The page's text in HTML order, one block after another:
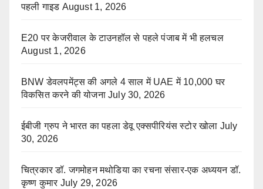
पहली गाइड August 1, 2026
E20 पर केजरीवाल के टाउनहॉल से पहले पंजाब में भी हलचल
August 1, 2026
BNW डेवलपमेंट्स की अगले 4 साल में UAE में 10,000 घर
विकसित करने की योजना July 30, 2026
ईबीजी ग्रुप ने भारत का पहला डेवू एक्सपीरियंस स्टोर खोला July
30, 2026
चित्रकार डॉ. जगमोहन मथोडिया का रचना संसार-एक अध्ययन डॉ.
कृष्ण कुमार July 29, 2026